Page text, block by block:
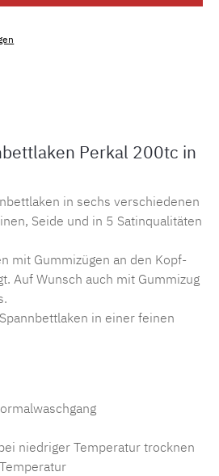
Perkal 200tc in
in sechs verschiedenen
Seide und in 5 Satinqualitäten
mit Gummizügen an den Kopf-
Auf Wunsch auch mit Gummizug
in einer feinen
niedriger Temperatur trocknen